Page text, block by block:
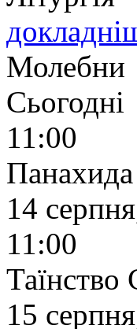
Молебни
Сьогодні
11:00
Панахида
14
11:00
Таїнство
15